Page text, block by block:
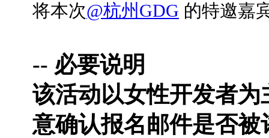
将本次@杭州GDG 的特邀嘉
-- 必要说明
该活动以女性开发者
意确认报名邮件是否